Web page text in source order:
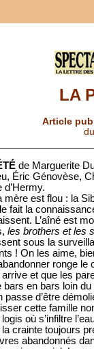
LA
Article
de Marguerite
Éric Génovèse,
d’Hermy.
mère est flou : la
fait la
L’aîné est
les brothers et les
sous la
! On les aime,
ronge
arrive et que les
en bars loin
passe d’être
cette famille
où s’infiltre
crainte toujours
abandonnés